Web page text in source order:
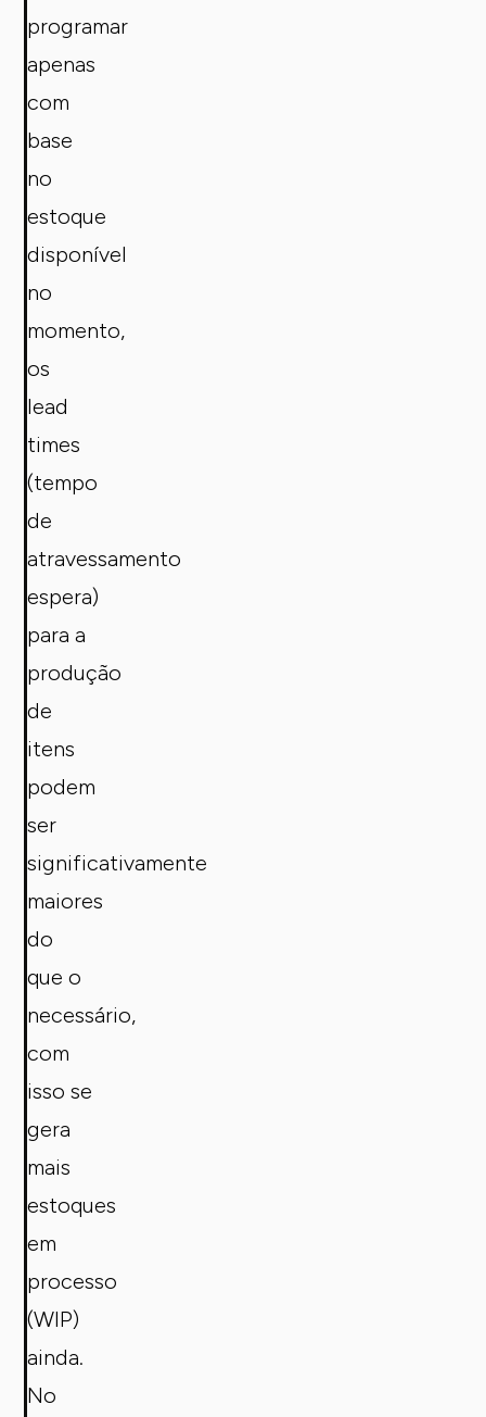
programar
apenas
com
base
no
estoque
disponível
no
momento,
os
lead
times
(tempo
de
atravessamento
espera)
para a
produção
de
itens
podem
ser
significativamente
maiores
do
que o
necessário,
com
isso se
gera
mais
estoques
em
processo
(WIP)
ainda.
No